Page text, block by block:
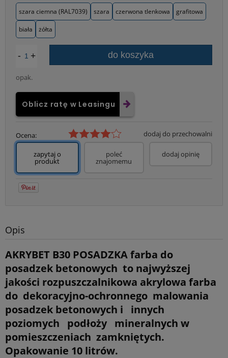
szara ciemna (RAL7039) szara czerwona tlenkowa grafitowa
biała żółta
+
-
opak.
do koszyka
Oblicz ratę w Leasingu
Ocena: dodaj do przechowalni
zapytaj o
produkt
poleć
znajomemu
dodaj opinię
Opis
AKRYBET B30 POSADZKA farba do
posadzek betonowych to najwyższej
jakości rozpuszczalnikowa akrylowa farba
do dekoracyjno-ochronnego malowania
posadzek betonowych i innych
poziomych podłoży mineralnych w
pomieszczeniach zamkniętych.
Opakowanie 10 litrów.